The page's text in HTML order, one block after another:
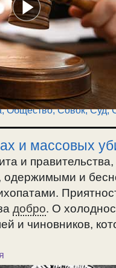
,Общество,Совок,Суд,
и массовых
и
одержимыми и
добро. О
и чиновников,